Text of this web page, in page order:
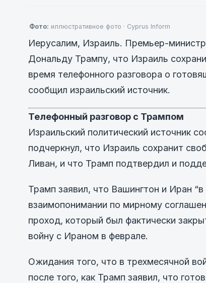
Фото: иллюстративное фото · Cyprus Inform
Иерусалим, Израиль. Премьер-
Дональду Трампу, что Израиль
время телефонного разговора о
сообщил израильский источник.
Телефонный разговор с Трампом
Израильский политический источник
подчеркнул, что Израиль сохранит
Ливан, и что Трамп подтвердил и
Трамп заявил, что Вашингтон и Иран
взаимопонимании по мирному
проход, который был фактически
войну с Ираном в феврале.
Ожидания того, что в трехмесячной
после того, как Трамп заявил, что